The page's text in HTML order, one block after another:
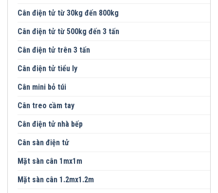
Cân điện tử từ 30kg đến 800kg
Cân điện tử từ 500kg đến 3 tấn
Cân điện tử trên 3 tấn
Cân điện tử tiểu ly
Cân mini bỏ túi
Cân treo cầm tay
Cân điện tử nhà bếp
Cân sàn điện tử
Mặt sàn cân 1mx1m
Mặt sàn cân 1.2mx1.2m